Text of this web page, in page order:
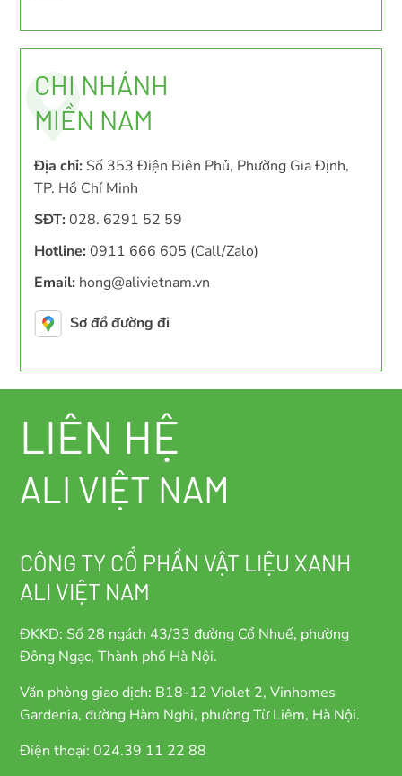
CHI NHÁNH
MIỀN NAM
Địa chỉ: Số 353 Điện Biên Phủ, Phường Gia Định,
TP. Hồ Chí Minh
SĐT: 028. 6291 52 59
Hotline: 0911 666 605 (Call/Zalo)
Email: hong@alivietnam.vn
Sơ đồ đường đi
LIÊN HỆ
ALI VIỆT NAM
CÔNG TY CỔ PHẦN VẬT LIỆU XANH
ALI VIỆT NAM
ĐKKD: Số 28 ngách 43/33 đường Cổ Nhuế, phường
Đông Ngạc, Thành phố Hà Nội.
Văn phòng giao dịch: B18-12 Violet 2, Vinhomes
Gardenia, đường Hàm Nghi, phường Từ Liêm, Hà Nội.
Điện thoại: 024.39 11 22 88